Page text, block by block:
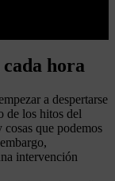
hora
a despertarse
de los hitos del
que podemos
intervención